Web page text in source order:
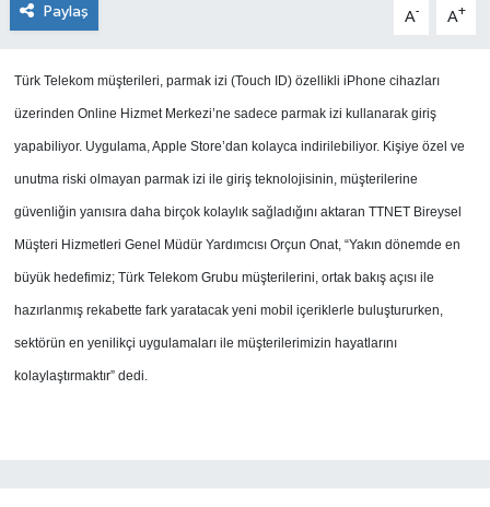
Paylaş A- A+
Türk Telekom müşterileri, parmak izi (Touch ID) özellikli iPhone cihazları
üzerinden Online Hizmet Merkezi’ne sadece parmak izi kullanarak giriş
yapabiliyor. Uygulama, Apple Store’dan kolayca indirilebiliyor. Kişiye özel ve
unutma riski olmayan parmak izi ile giriş teknolojisinin, müşterilerine
güvenliğin yanısıra daha birçok kolaylık sağladığını aktaran TTNET Bireysel
Müşteri Hizmetleri Genel Müdür Yardımcısı Orçun Onat, “Yakın dönemde en
büyük hedefimiz; Türk Telekom Grubu müşterilerini, ortak bakış açısı ile
hazırlanmış rekabette fark yaratacak yeni mobil içeriklerle buluştururken,
sektörün en yenilikçi uygulamaları ile müşterilerimizin hayatlarını
kolaylaştırmaktır” dedi.